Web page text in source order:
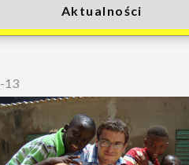
Aktualności
13